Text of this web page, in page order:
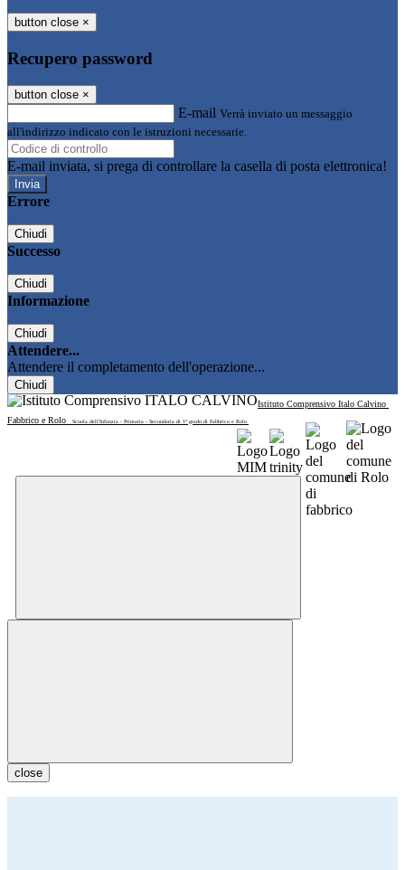
button close ×
Recupero password
button close ×
E-mail Verrà inviato un messaggio
all'indirizzo indicato con le istruzioni necessarie.
E-mail inviata, si prega di controllare la casella di posta elettronica!
Errore
Chiudi
Successo
Chiudi
Informazione
Chiudi
Attendere...
Attendere il completamento dell'operazione...
Chiudi
Istituto Comprensivo Italo Calvino
Fabbrico e Rolo
Scuola dell'Infanzia - Primaria - Secondaria di 1° grado di Fabbrico e Rolo
close